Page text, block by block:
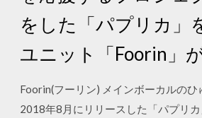
をした「パプリカ」
ユニット「Foorin」
Foorin(フーリン) メインボーカルの
2018年8月にリリースした「パプリ